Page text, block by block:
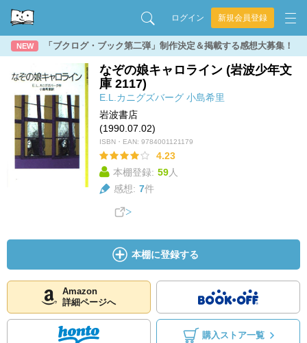
ログイン 新規会員登録
NEW 「ブクログ・ブック第二弾」制作決定＆掲載する感想大募集！
なぞの娘キャロライン (岩波少年文
庫 2117)
E.L.カニグズバーグ 小島希里
岩波書店
(1990.07.02)
ISBN・EAN: 9784001121179
4.23
本棚登録: 59人
感想: 7件
本棚に登録する
Amazon
詳細ページへ
購入ストア一覧